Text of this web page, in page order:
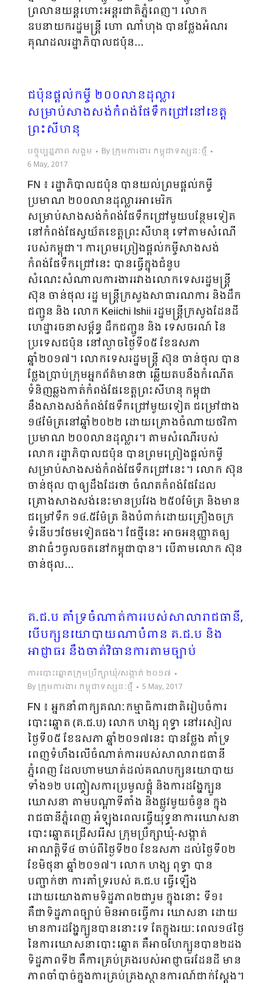
ព្រលានយន្តហោះអន្តរជាតិ​ភ្នំពេញ។ លោក
ឧបនាយករដ្ឋមន្រ្តី ហោ ណាំហុង បានថ្លែងអំណរ
គុណដលរដ្ឋាភិបាលជប៉ុន…
ជប៉ុនផ្តល់កម្ចី ២០០លានដុល្លារ
សម្រាប់សាងសង់កំពង់ផែទឹកជ្រៅនៅខេត្ត
ព្រះសីហនុ
បច្ចុប្បន្នភាព សង្គម By ក្រុមការងារ កម្ពុជាទស្សនៈថ្មី
6 May, 2017
FN ៖ រដ្ឋាភិបាលជប៉ុន បានយល់ព្រមផ្តល់កម្ចី
ប្រមាណ ២០០លានដុល្លារអាមេរិក
សម្រាប់សាងសង់​កំពង់ផែទឹកជ្រៅមួយបន្ថែមទៀត
នៅកំពង់ផែស្វយ័តខេត្តព្រះសីហនុ ទៅតាមសំណើ
របស់កម្ពុជា។ ការព្រមព្រៀងផ្តល់កម្ចីសាងសង់
កំពង់ផែទឹកជ្រៅនេះ បានធ្វើក្នុងជំនួប
សំណេះសំណាលការងាររវាងលោកទេសរដ្ឋមន្រ្តី
ស៊ុន ចាន់ថុល រដ្ឋ មន្រ្តីក្រសួងសាធារណការ និងដឹក
ជញ្ជូន និង លោក Keiichi Ishii រដ្ឋមន្ត្រីក្រសួងដែនដី
ហេដ្ឋារចនាសម្ព័ន្ធ ដឹកជញ្ជូន និង ទេសចរណ៍ នៃ
ប្រទេសជប៉ុន នៅល្ងាចថ្ងៃទី០៥ ខែឧសភា
ឆ្នាំ២០១៧។ លោកទេសរដ្ឋមន្រ្តី ស៊ុន ចាន់ថុល បាន
ថ្លែងប្រាប់ក្រុមអ្នកព័ត៌មានថា ឆ្លើយតបនឹងកំណើត
ទំនិញឆ្លងកាត់​កំពង់ផែខេត្តព្រះសីហនុ កម្ពុជា
នឹងសាងសង់កំពង់ផែទឹកជ្រៅមួយទៀត ជម្រៅជាង
១៤ម៉ែត្រនៅឆ្នាំ២០២២ ដោយគ្រោងចំណាយថវិកា
ប្រមាណ ២០០លានដុល្លារ។ តាមសំណើរបស់
លោក រដ្ឋាភិបាលជប៉ុន បានព្រមព្រៀងផ្តល់កម្ចី
សម្រាប់សាងសង់កំពង់ផែទឹកជ្រៅនេះ។ លោក ស៊ុន
ចាន់ថុល បាឲ្យដឹងដែរថា ចំណតកំពង់ផែដែល
គ្រោងសាងសង់នេះមានប្រវែង ២៥០ម៉ែត្រ និងមាន
ជម្រៅទឹក ១៤.៥ម៉ែត្រ និងបំពាក់ដោយគ្រឿងចក្រ
ទំនើបៗថែមទៀតផង។ ផែថ្មីនេះ អាចអនុញ្ញាតឲ្យ
នាវាធំៗចូលចតនៅកម្ពុជាបាន។ បើតាមលោក ស៊ុន
ចាន់ថុល…
គ.ជ.ប គាំទ្រចំណាត់ការរបស់សាលារាជធានី,
បើបក្សនយោបាយណាបំពាន គ.ជ.ប និង
អាជ្ញាធរ នឹងចាត់វិធានការតាមច្បាប់
ការបោះឆ្នោតក្រុមប្រឹក្សាឃុំ/សង្កាត់ ២០១៧
By ក្រុមការងារ កម្ពុជាទស្សនៈថ្មី 5 May, 2017
FN ៖ អ្នកនាំពាក្យគណៈកម្មាធិការជាតិរៀបចំការ
បោះឆ្នោត (គ.ជ.ប) លោក ហង្ស ពុទ្ធា នៅរសៀល
ថ្ងៃទី០៥ ខែឧសភា ឆ្នាំ២០១៧នេះ បានថ្លែង គាំទ្រ
ពេញទំហឹងលើចំណាត់ការរបស់សាលារាជធានី
ភ្នំពេញ ដែលហាមឃាត់ដល់គណបក្សនយោបាយ
ទាំង១២ បញ្ចៀសការប្រមូលផ្តុំ និងការដង្ហែក្បួន
ឃោសនា តាមបណ្តាទីតាំង និងផ្លូវមួយចំនួន ក្នុង
រាជធានីភ្នំពេញ អំឡុងពេលធ្វើយុទ្ធនាការឃោសនា
បោះឆ្នោតជ្រើសរើស ក្រុមប្រឹក្សាឃុំ-សង្កាត់
អាណត្តិទី៤ ចាប់ពីថ្ងៃទី២០ ខែឧសភា ដល់ថ្ងៃទី០២
ខែមិថុនា ឆ្នាំ២០១៧។ លោក ហង្ស ពុទ្ធា បាន
បញ្ជាក់ថា ការគាំទ្ររបស់ គ.ជ.ប ធ្វើឡើង
ដោយយោងតាមទិដ្ឋភាព២ជារួម ក្នុងនោះ ទី១៖
គឺជាទិដ្ឋភាពច្បាប់ មិនអាចធ្វើការ ឃោសនា ដោយ
មានការដង្ហែក្បួនបាននោះទេ តែក្នុងរយៈពេល១៤ថ្ងៃ
នៃការឃោសនាបោះឆ្នោត គឺអាចហែក្បួនបាន២ដង
ទិដ្ឋភាពទី២ គឺការគ្រប់គ្រងរបស់អាជ្ញាធរដែនដី មាន
ភាពចាំបាច់ក្នុងការគ្រប់គ្រងស្ថានការណ៍ជាក់ស្តែង។